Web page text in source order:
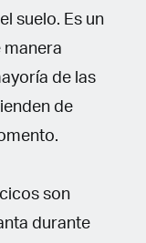
suelo. Es un
manera
de las
de
son
durante